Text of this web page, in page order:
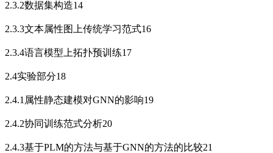
2.3.2数据集构造14
2.3.3文本属性图上传统学习范式16
2.3.4语言模型上拓扑预训练17
2.4实验部分18
2.4.1属性静态建模对GNN的影响19
2.4.2协同训练范式分析20
2.4.3基于PLM的方法与基于GNN的方法的比较21